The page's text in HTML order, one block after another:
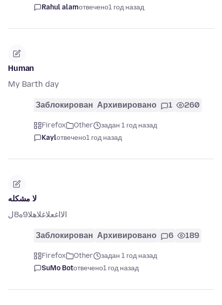
Rahul alamотвечено1 год назад
Human
My Barth day
Заблокирован Архивировано 1 260
Firefox Other
задан 1 год назад
Kaylотвечено1 год назад
لا مشكله
الااغعلاغلاهلا9ه8ل
Заблокирован Архивировано 6 189
Firefox Other
задан 1 год назад
SuMo Botотвечено1 год назад